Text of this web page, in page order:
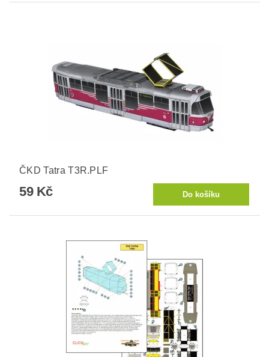
ČKD Tatra T3R.PLF
59 Kč